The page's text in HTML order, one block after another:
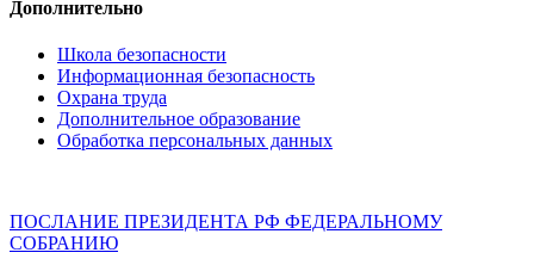
Дополнительно
Школа безопасности
Информационная безопасность
Охрана труда
Дополнительное образование
Обработка персональных данных
ПОСЛАНИЕ ПРЕЗИДЕНТА РФ ФЕДЕРАЛЬНОМУ
СОБРАНИЮ